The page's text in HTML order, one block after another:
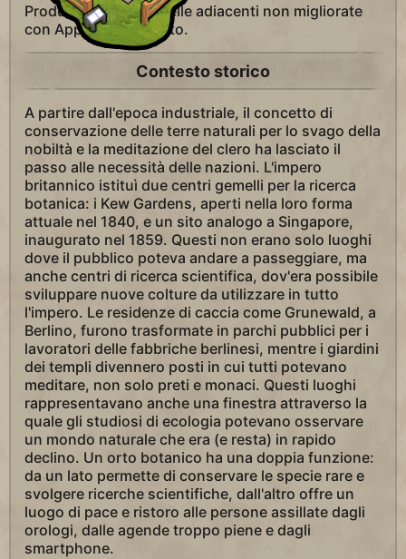
Produzione nelle caselle adiacenti non migliorate
con Appeal Mozzafiato.
Contesto storico
A partire dall'epoca industriale, il concetto di
conservazione delle terre naturali per lo svago della
nobiltà e la meditazione del clero ha lasciato il
passo alle necessità delle nazioni. L'impero
britannico istituì due centri gemelli per la ricerca
botanica: i Kew Gardens, aperti nella loro forma
attuale nel 1840, e un sito analogo a Singapore,
inaugurato nel 1859. Questi non erano solo luoghi
dove il pubblico poteva andare a passeggiare, ma
anche centri di ricerca scientifica, dov'era possibile
sviluppare nuove colture da utilizzare in tutto
l'impero. Le residenze di caccia come Grunewald, a
Berlino, furono trasformate in parchi pubblici per i
lavoratori delle fabbriche berlinesi, mentre i giardini
dei templi divennero posti in cui tutti potevano
meditare, non solo preti e monaci. Questi luoghi
rappresentavano anche una finestra attraverso la
quale gli studiosi di ecologia potevano osservare
un mondo naturale che era (e resta) in rapido
declino. Un orto botanico ha una doppia funzione:
da un lato permette di conservare le specie rare e
svolgere ricerche scientifiche, dall'altro offre un
luogo di pace e ristoro alle persone assillate dagli
orologi, dalle agende troppo piene e dagli
smartphone.